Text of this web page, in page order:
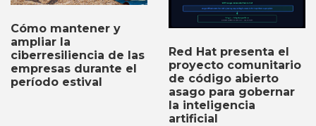
Cómo mantener y
ampliar la
ciberresiliencia de las
empresas durante el
período estival
Red Hat presenta el
proyecto comunitario
de código abierto
asago para gobernar
la inteligencia
artificial